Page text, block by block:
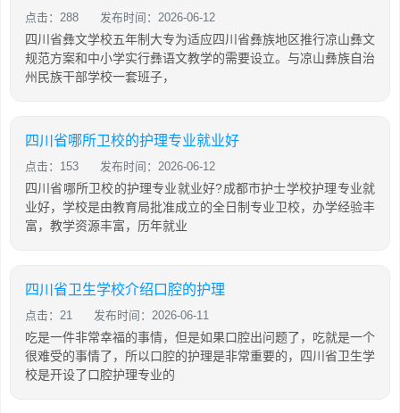
点击：288 发布时间：2026-06-12
四川省彝文学校五年制大专为适应四川省彝族地区推行凉山彝文
规范方案和中小学实行彝语文教学的需要设立。与凉山彝族自治
州民族干部学校一套班子，
四川省哪所卫校的护理专业就业好
点击：153 发布时间：2026-06-12
四川省哪所卫校的护理专业就业好?成都市护士学校护理专业就
业好，学校是由教育局批准成立的全日制专业卫校，办学经验丰
富，教学资源丰富，历年就业
四川省卫生学校介绍口腔的护理
点击：21 发布时间：2026-06-11
吃是一件非常幸福的事情，但是如果口腔出问题了，吃就是一个
很难受的事情了，所以口腔的护理是非常重要的，四川省卫生学
校是开设了口腔护理专业的